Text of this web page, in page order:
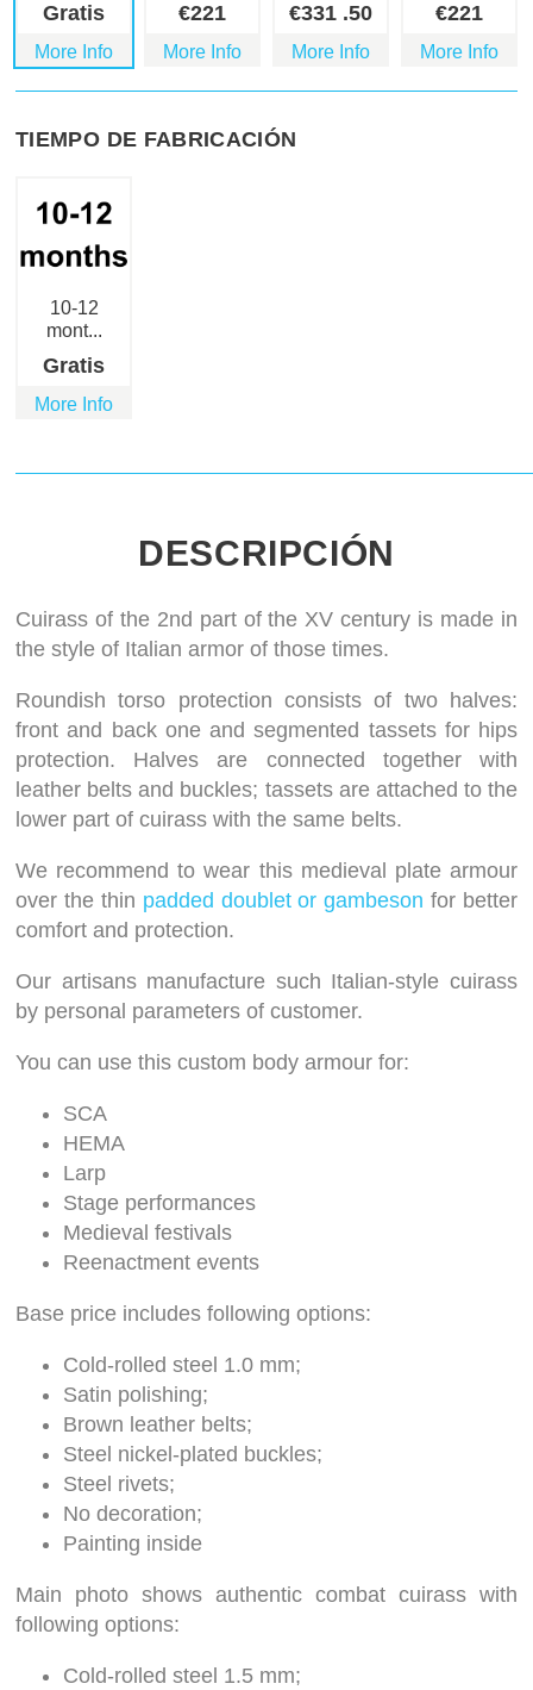
Gratis
More Info
€221
More Info
€331 .50
More Info
€221
More Info
TIEMPO DE FABRICACIÓN
10-12
mont...
Gratis
More Info
DESCRIPCIÓN
Cuirass of the 2nd part of the XV century is made in
the style of Italian armor of those times.
Roundish torso protection consists of two halves:
front and back one and segmented tassets for hips
protection. Halves are connected together with
leather belts and buckles; tassets are attached to the
lower part of cuirass with the same belts.
We recommend to wear this medieval plate armour
over the thin padded doublet or gambeson for better
comfort and protection.
Our artisans manufacture such Italian-style cuirass
by personal parameters of customer.
You can use this custom body armour for:
SCA
HEMA
Larp
Stage performances
Medieval festivals
Reenactment events
Base price includes following options:
Cold-rolled steel 1.0 mm;
Satin polishing;
Brown leather belts;
Steel nickel-plated buckles;
Steel rivets;
No decoration;
Painting inside
Main photo shows authentic combat cuirass with
following options:
Cold-rolled steel 1.5 mm;